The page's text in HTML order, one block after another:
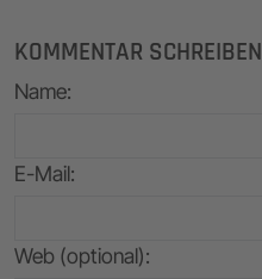
KOMMENTAR SCHREIBEN
Name:
E-Mail:
Web (optional):